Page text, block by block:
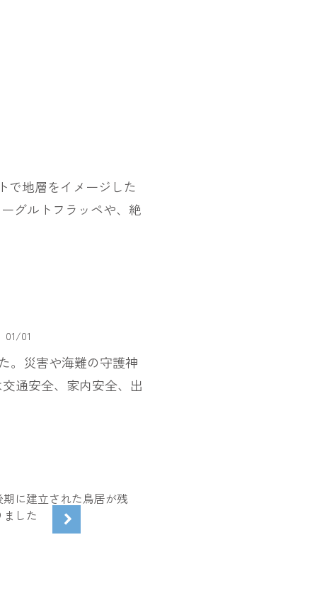
で地層をイメージした
グルトフラッペや、絶
01/01
。災害や海難の守護神
通安全、家内安全、出
に建立された鳥居が残
した